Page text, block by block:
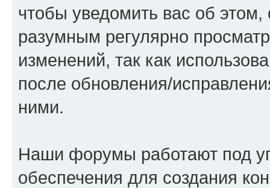
чтобы уведомить вас об
разумным регулярно
изменений, так как
после обновления/
ними.
Наши форумы работают под
обеспечения для создания